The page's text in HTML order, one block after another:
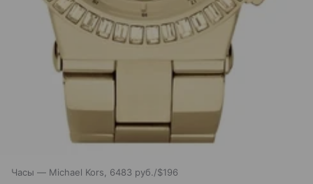
Часы — Michael Kors, 6483 руб./$196